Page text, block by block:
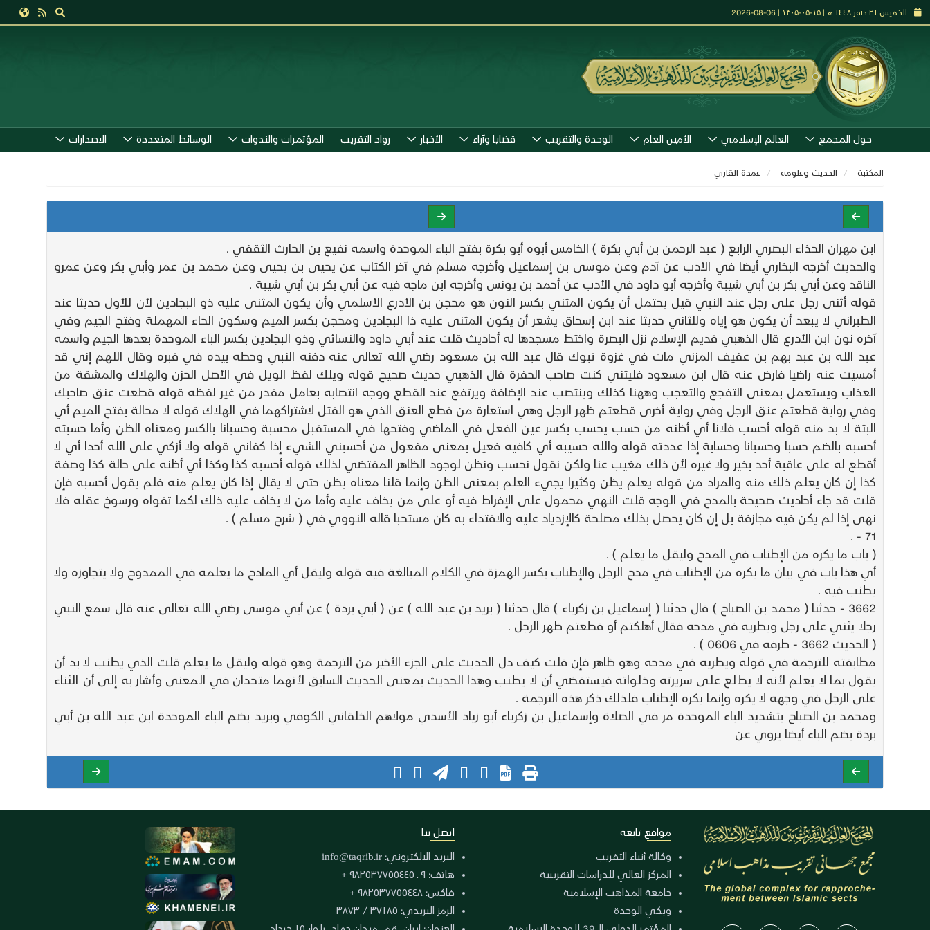
الخميس ٢١ صفر ١٤٤٨ هـ | ۱۵-۰۵-۱۴۰۵ | 06-08-2026
حول المجمع العالم الإسلامي الأمين العام الوحدة والتقريب قضايا وآراء الأخبار رواد التقريب المؤتمرات والندوات الوسائط المتعددة الاصدارات
المكتبة الحديث وعلومه عمدة القاري
ابن مهران الحذاء البصري الرابع ( عبد الرحمن بن أبي بكرة ) الخامس أبوه أبو بكرة بفتح الباء الموحدة واسمه نفيع بن الحارث الثقفي .
والحديث أخرجه البخاري أيضا في الأدب عن آدم وعن موسى بن إسماعيل وأخرجه مسلم في آخر الكتاب عن يحيى بن يحيى وعن محمد بن عمر وأبي بكر وعن عمرو
الناقد وعن أبي بكر بن أبي شيبة وأخرجه أبو داود في الأدب عن أحمد بن يونس وأخرجه ابن ماجه فيه عن أبي بكر بن أبي شيبة .
قوله أثنى رجل على رجل عند النبي قيل يحتمل أن يكون المثني بكسر النون هو محجن بن الأدرع الأسلمي وأن يكون المثنى عليه ذو البجادين لأن للأول حديثا عند
الطبراني لا يبعد أن يكون هو إياه وللثاني حديثا عند ابن إسحاق يشعر أن يكون المثنى عليه ذا البجادين ومحجن بكسر الميم وسكون الحاء المهملة وفتح الجيم وفي
آخره نون ابن الأدرع قال الذهبي قديم الإسلام نزل البصرة واختط مسجدها له أحاديث قلت عند أبي داود والنسائي وذو البجادين بكسر الباء الموحدة بعدها الجيم واسمه
عبد الله بن عبد بهم بن عفيف المزني مات في غزوة تبوك قال عبد الله بن مسعود رضي الله تعالى عنه دفنه النبي وحطه بيده في قبره وقال اللهم إني قد
أمسيت عنه راضيا فارض عنه قال ابن مسعود فليتني كنت صاحب الحفرة قال الذهبي حديث صحيح قوله ويلك لفظ الويل في الأصل الحزن والهلاك والمشقة من
العذاب ويستعمل بمعنى التفجع والتعجب وههنا كذلك وينتصب عند الإضافة ويرتفع عند القطع ووجه انتصابه بعامل مقدر من غير لفظه قوله قطعت عنق صاحبك
وفي رواية قطعتم عنق الرجل وفي رواية أخرى قطعتم ظهر الرجل وهي استعارة من قطع العنق الذي هو القتل لاشتراكهما في الهلاك قوله لا محالة بفتح الميم أي
البتة لا بد منه قوله أحسب فلانا أي أظنه من حسب يحسب بكسر عين الفعل في الماضي وفتحها في المستقبل محسبة وحسبانا بالكسر ومعناه الظن وأما حسبته
أحسبه بالضم حسبا وحسبانا وحسابة إذا عددته قوله والله حسيبه أي كافيه فعيل بمعنى مفعول من أحسبني الشيء إذا كفاني قوله ولا أزكي على الله أحدا أي لا
أقطع له على عاقبة أحد بخير ولا غيره لأن ذلك مغيب عنا ولكن نقول نحسب ونظن لوجود الظاهر المقتضي لذلك قوله أحسبه كذا وكذا أي أظنه على حالة كذا وصفة
كذا إن كان يعلم ذلك منه والمراد من قوله يعلم يظن وكثيرا يجيء العلم بمعنى الظن وإنما قلنا معناه يظن حتى لا يقال إذا كان يعلم منه فلم يقول أحسبه فإن
قلت قد جاء أحاديث صحيحة بالمدح في الوجه قلت النهي محمول على الإفراط فيه أو على من يخاف عليه وأما من لا يخاف عليه ذلك لكما تقواه ورسوخ عقله فلا
نهى إذا لم يكن فيه مجازفة بل إن كان يحصل بذلك مصلحة كالإزدياد عليه والاقتداء به كان مستحبا قاله النووي في ( شرح مسلم ) .
71 - .
( باب ما يكره من الإطناب في المدح وليقل ما يعلم ) .
أي هذا باب في بيان ما يكره من الإطناب في مدح الرجل والإطناب بكسر الهمزة في الكلام المبالغة فيه قوله وليقل أي المادح ما يعلمه في الممدوح ولا يتجاوزه ولا
يطنب فيه .
3662 - حدثنا ( محمد بن الصباح ) قال حدثنا ( إسماعيل بن زكرياء ) قال حدثنا ( بريد بن عبد الله ) عن ( أبي بردة ) عن أبي موسى رضي الله تعالى عنه قال سمع النبي
رجلا يثني على رجل ويطريه في مدحه فقال أهلكتم أو قطعتم ظهر الرجل .
( الحديث 3662 - طرفه في 0606 ) .
مطابقته للترجمة في قوله ويطريه في مدحه وهو ظاهر فإن قلت كيف دل الحديث على الجزء الأخير من الترجمة وهو قوله وليقل ما يعلم قلت الذي يطنب لا بد أن
يقول بما لا يعلم لأنه لا يطلع على سريرته وخلواته فيستقضي أن لا يطنب وهذا الحديث بمعنى الحديث السابق لأنهما متحدان في المعنى وأشار به إلى أن الثناء
على الرجل في وجهه لا يكره وإنما يكره الإطناب فلذلك ذكر هذه الترجمة .
ومحمد بن الصباح بتشديد الباء الموحدة مر في الصلاة وإسماعيل بن زكرياء أبو زياد الأسدي مولاهم الخلقاني الكوفي وبريد بضم الباء الموحدة ابن عبد الله بن أبي
بردة بضم الباء أيضا يروي عن
مواقع تابعة
وكالة أنباء التقريب
المركز العالي للدراسات التقريبية
جامعة المذاهب الإسلامية
ويكي الوحدة
اتصل بنا
البريد الالكتروني: info@taqrib.ir
هاتف: ٩ ـ ٩٨٢٥٣٧٧٥٥٤٤٥ +
فاكس: ٩٨٢٥٣٧٧٥٥٤٤٨ +
الرمز البريدي: ٣٧١٨٥ / ٣٨٧٣